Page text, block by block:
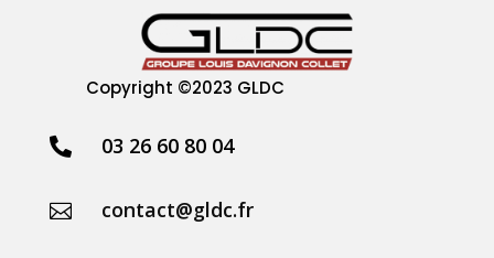
Copyright ©2023 GLDC
 03 26 60 80 04
 contact@gldc.fr